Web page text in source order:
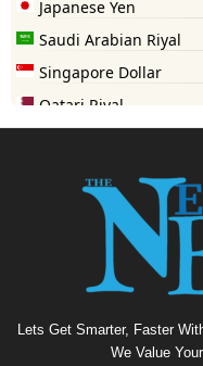
Lets Get Smarter, Faster
We Value